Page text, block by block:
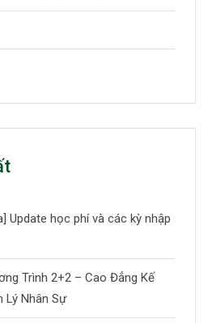
Update học phí và các kỳ nhập
Trình 2+2 – Cao Đẳng Kế
Lý Nhân Sự